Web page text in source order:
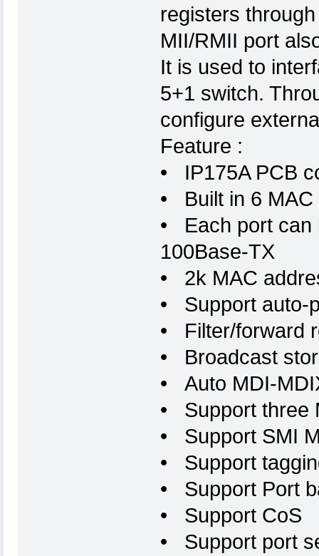
registers
MII/RMII port
It is used to
5+1 switch.
configure
Feature :
• IP175A PCB
• Built in 6 MAC
• Each port can
100Base-TX
• 2k MAC
• Support auto-
• Filter/forward
• Broadcast
• Auto MDI-
• Support three
• Support SMI
• Support
• Support Port
• Support CoS
• Support port